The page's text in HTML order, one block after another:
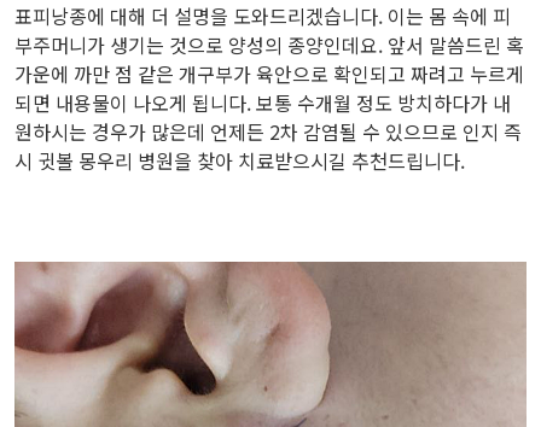
표피낭종에 대해 더 설명을 도와드리겠습니다. 이는 몸 속에 피
부주머니가 생기는 것으로 양성의 종양인데요. 앞서 말씀드린 혹
가운에 까만 점 같은 개구부가 육안으로 확인되고 짜려고 누르게
되면 내용물이 나오게 됩니다. 보통 수개월 정도 방치하다가 내
원하시는 경우가 많은데 언제든 2차 감염될 수 있으므로 인지 즉
시 귓볼 몽우리 병원을 찾아 치료받으시길 추천드립니다.